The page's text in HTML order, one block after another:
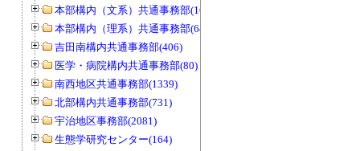
本部構内（文系）共通事務部(165)
本部構内（理系）共通事務部(646)
吉田南構内共通事務部(406)
医学・病院構内共通事務部(80)
南西地区共通事務部(1339)
北部構内共通事務部(731)
宇治地区事務部(2081)
生態学研究センター(164)